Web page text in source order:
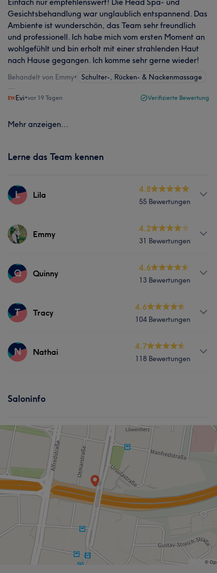
Einfach nur empfehlenswert! Die Head Spa- und
Gesichtsbehandlung war unglaublich entspannend. Das
Ambiente ist wunderschön, das Team sehr freundlich
und professionell. Ich habe mich vom ersten Moment an
wohlgefühlt und bin erholt mit einer strahlenden Haut
nach Hause gegangen. Ich komme sehr gerne wieder!
Behandelt von Emmy• Schulter-, Rücken- & Nackenmassage
Evi•vor 19 Tagen Verifizierte Bewertung
Mehr anzeigen...
Lerne das Team kennen
L Lila
4.8
55 Bewertungen
Services
Emmy
4.2
31 Bewertungen
Services
Q Quinny
4.6
13 Bewertungen
Services
Haarentfernung
T Tracy
4.6
104 Bewertungen
Services
N Nathai
4.7
118 Bewertungen
Saloninfo